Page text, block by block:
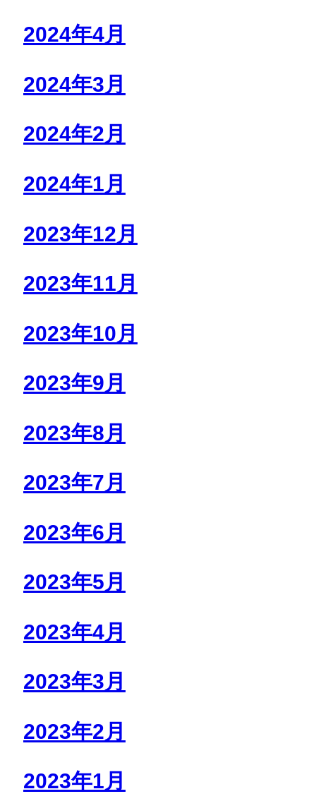
2024年4月
2024年3月
2024年2月
2024年1月
2023年12月
2023年11月
2023年10月
2023年9月
2023年8月
2023年7月
2023年6月
2023年5月
2023年4月
2023年3月
2023年2月
2023年1月